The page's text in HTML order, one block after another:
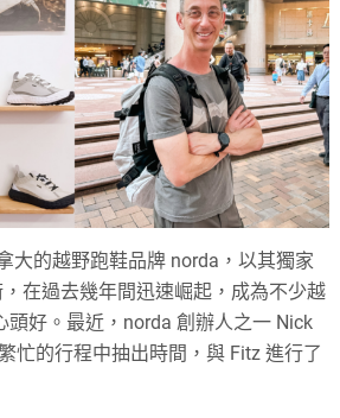
大的越野跑鞋品牌 norda，以其獨家
在過去幾年間迅速崛起，成為不少越
頭好。最近，norda 創辦人之一 Nick
忙的行程中抽出時間，與 Fitz 進行了